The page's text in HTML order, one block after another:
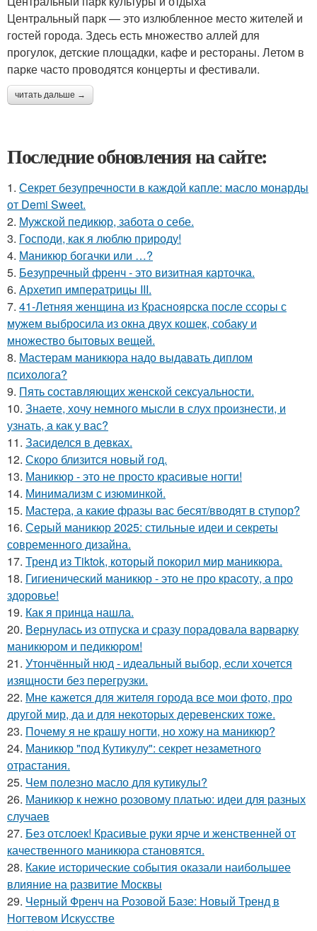
Центральный парк — это излюбленное место жителей и
гостей города. Здесь есть множество аллей для
прогулок, детские площадки, кафе и рестораны. Летом в
парке часто проводятся концерты и фестивали.
читать дальше →
Последние обновления на сайте:
1. Секрет безупречности в каждой капле: масло монарды
от Demi Sweet.
2. Мужской педикюр, забота о себе.
3. Господи, как я люблю природу!
4. Маникюр богачки или …?
5. Безупречный френч - это визитная карточка.
6. Архетип императрицы III.
7. 41-Летняя женщина из Красноярска после ссоры с
мужем выбросила из окна двух кошек, собаку и
множество бытовых вещей.
8. Мастерам маникюра надо выдавать диплом
психолога?
9. Пять составляющих женской сексуальности.
10. Знаете, хочу немного мысли в слух произнести, и
узнать, а как у вас?
11. Засиделся в девках.
12. Скоро близится новый год.
13. Маникюр - это не просто красивые ногти!
14. Минимализм с изюминкой.
15. Мастера, а какие фразы вас бесят/вводят в ступор?
16. Серый маникюр 2025: стильные идеи и секреты
современного дизайна.
17. Тренд из Tiktok, который покорил мир маникюра.
18. Гигиенический маникюр - это не про красоту, а про
здоровье!
19. Как я принца нашла.
20. Вернулась из отпуска и сразу порадовала варварку
маникюром и педикюром!
21. Утончённый нюд - идеальный выбор, если хочется
изящности без перегрузки.
22. Мне кажется для жителя города все мои фото, про
другой мир, да и для некоторых деревенских тоже.
23. Почему я не крашу ногти, но хожу на маникюр?
24. Маникюр "под Кутикулу": секрет незаметного
отрастания.
25. Чем полезно масло для кутикулы?
26. Маникюр к нежно розовому платью: идеи для разных
случаев
27. Без отслоек! Красивые руки ярче и женственней от
качественного маникюра становятся.
28. Какие исторические события оказали наибольшее
влияние на развитие Москвы
29. Черный Френч на Розовой Базе: Новый Тренд в
Ногтевом Искусстве